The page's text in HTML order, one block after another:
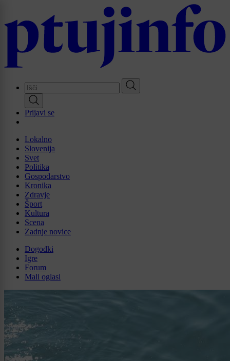
main
Prijavi se
Lokalno
Slovenija
Svet
Politika
Gospodarstvo
Kronika
Zdravje
Šport
Kultura
Scena
Zadnje novice
Dogodki
Igre
Forum
Mali oglasi